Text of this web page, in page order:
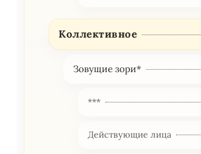
Коллективное
Зовущие зори*
***
Действующие лица